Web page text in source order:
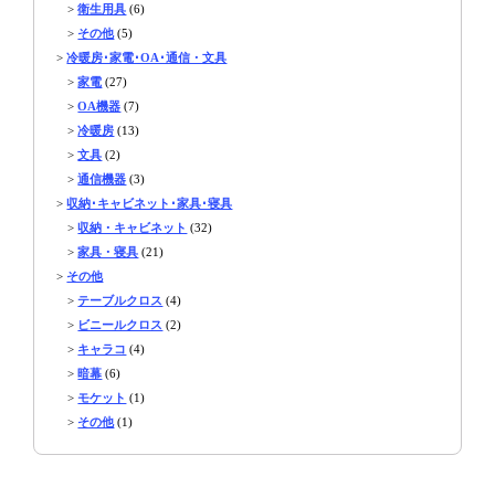
>衛生用具 (6)
> その他(5)
>冷暖房･家電･OA･通信・文具
>家電 (27)
>OA機器 (7)
>冷暖房 (13)
>文具 (2)
>通信機器 (3)
>収納･キャビネット･家具･寝具
>収納・キャビネット (32)
>家具・寝具 (21)
> その他
>テーブルクロス (4)
> ビニールクロス (2)
> キャラコ (4)
>暗幕 (6)
>モケット (1)
> その他(1)